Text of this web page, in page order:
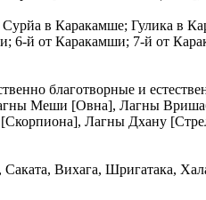
в Каракaмше; Гулика в
й от Каракaмши; 7-й от
благотворные и
Меши [Овна], Лагны
Лагны Дхану
Вихага, Шригатака,